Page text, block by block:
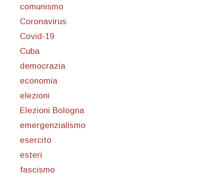
comunismo
Coronavirus
Covid-19
Cuba
democrazia
economia
elezioni
Elezioni Bologna
emergenzialismo
esercito
esteri
fascismo